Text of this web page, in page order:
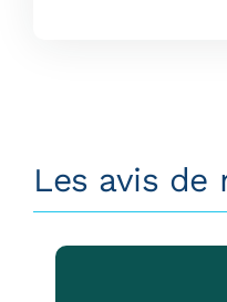
Les avis de